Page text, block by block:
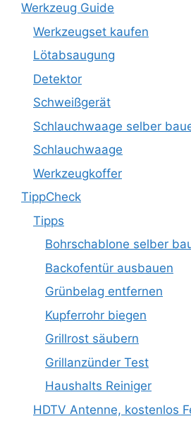
Werkzeug Guide
Werkzeugset kaufen
Lötabsaugung
Detektor
Schweißgerät
Schlauchwaage selber
Schlauchwaage
Werkzeugkoffer
TippCheck
Tipps
Bohrschablone selber
Backofentür ausbauen
Grünbelag entfernen
Kupferrohr biegen
Grillrost säubern
Grillanzünder Test
Haushalts Reiniger
HDTV Antenne, kostenlos